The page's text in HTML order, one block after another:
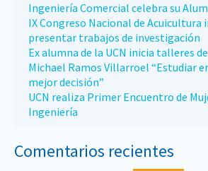
Ingeniería Comercial celebra su
IX Congreso Nacional de Acuicultura
presentar trabajos de investigación
Ex alumna de la UCN inicia talleres
Michael Ramos Villarroel “Estudiar
mejor decisión”
UCN realiza Primer Encuentro de
Ingeniería
Comentarios recientes